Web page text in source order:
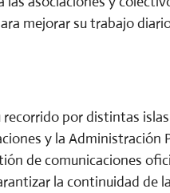
mejorar su trabajo
recorrido por distintas
y la Administración
de comunicaciones
la continuidad de